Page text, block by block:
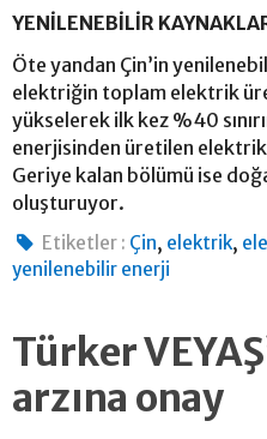
YENİLENEBİLİR
Öte yandan Çin’in
elektriğin toplam elektrik
yükselerek ilk kez %40
enerjisinden üretilen
Geriye kalan bölümü ise
oluşturuyor.
Etiketler : Çin, elektrik,
yenilenebilir enerji
Türker
arzına onay